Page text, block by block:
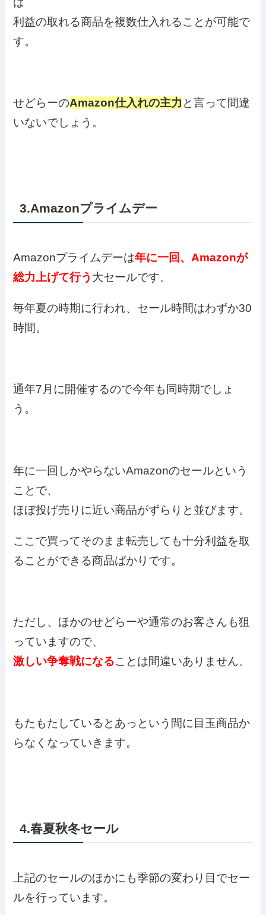
利益の取れる商品を複数仕入れることが可能で
す。
せどらーのAmazon仕入れの主力 と言って間違
いないでしょう。
3.Amazonプライムデー
Amazonプライムデーは年に一回、Amazonが
総力上げて行う 大セールです。
毎年夏の時期に行われ、セール時間はわずか30
時間。
通年7月に開催するので今年も同時期でしょ
う。
年に一回しかやらないAmazonのセールという
ことで、
ほぼ投げ売りに近い商品がずらりと並びます。
ここで買ってそのまま転売しても十分利益を取
ることができる商品ばかりです。
ただし、ほかのせどらーや通常のお客さんも狙
っていますので、
激しい争奪戦になることは間違いありません。
もたもたしているとあっという間に目玉商品か
らなくなっていきます。
4.春夏秋冬セール
上記のセールのほかにも季節の変わり目でセー
ルを行っています。